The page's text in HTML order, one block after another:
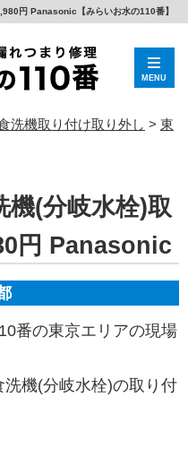
円 Panasonic【みらいお水の110番】
MENU
洗機取り付け取り外し > 東
機(分岐水栓)取
円 Panasonic
番の東京エリアの現場
機(分岐水栓)の取り付